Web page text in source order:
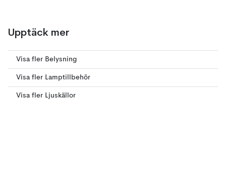
Upptäck mer
Visa fler Belysning
Visa fler Lamptillbehör
Visa fler Ljuskällor